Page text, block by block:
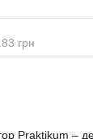
грн
Praktikum –